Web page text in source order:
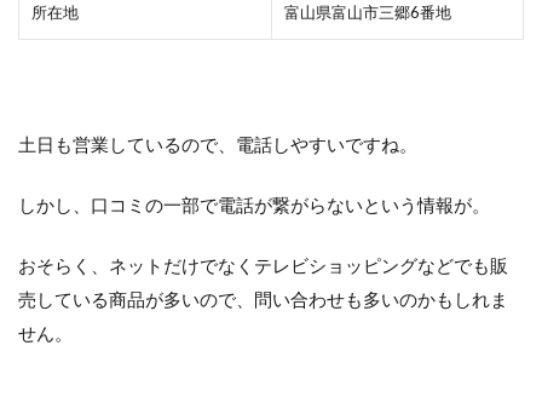
所在地 富山県富山市三郷6番地
土日も営業しているので、電話しやすいですね。
しかし、口コミの一部で電話が繋がらないという情報が。
おそらく、ネットだけでなくテレビショッピングなどでも販
売している商品が多いので、問い合わせも多いのかもしれま
せん。